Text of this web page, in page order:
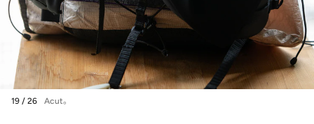
19 / 26 Acut。